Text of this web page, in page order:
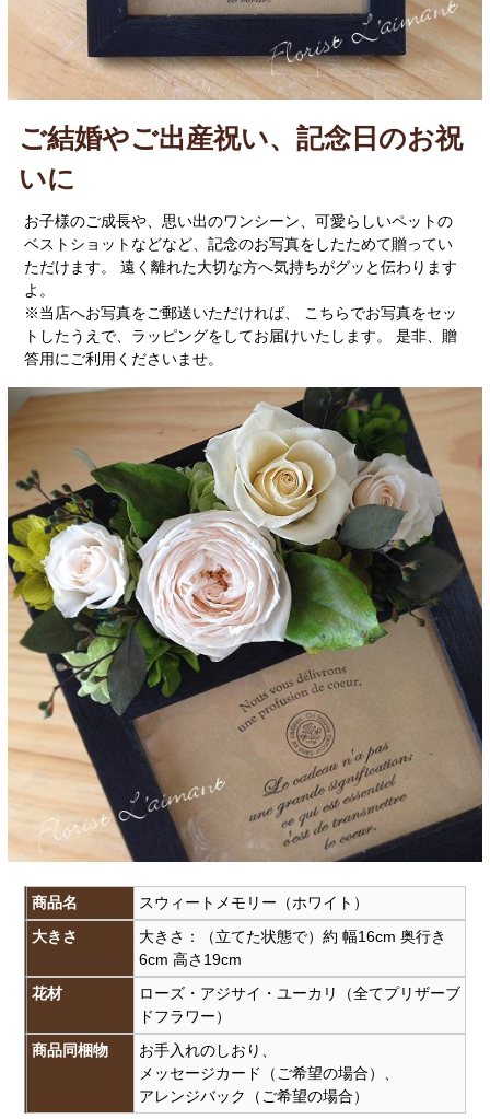
ご結婚やご出産祝い、記念日のお祝
いに
お子様のご成長や、思い出のワンシーン、可愛らしいペットの
ベストショットなどなど、記念のお写真をしたためて贈ってい
ただけます。 遠く離れた大切な方へ気持ちがグッと伝わります
よ。
※当店へお写真をご郵送いただければ、 こちらでお写真をセッ
トしたうえで、ラッピングをしてお届けいたします。 是非、贈
答用にご利用くださいませ。
商品名
スウィートメモリー（ホワイト）
大きさ
大きさ：（立てた状態で）約 幅16cm 奥行き
6cm 高さ19cm
花材
ローズ・アジサイ・ユーカリ（全てプリザーブ
ドフラワー）
商品同梱物
お手入れのしおり、
メッセージカード（ご希望の場合）、
アレンジバック（ご希望の場合）